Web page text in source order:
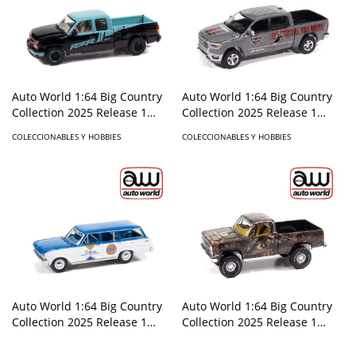
Auto World 1:64 Big Country
Collection 2025 Release 1
Extended cab Stepside Polaris
COLECCIONABLES Y HOBBIES
Auto World 1:64 Big Country
Collection 2025 Release 1
Edition " Professional Bull
COLECCIONABLES Y HOBBIES
Auto World 1:64 Big Country
Collection 2025 Release 1
Auto World 1:64 Big Country
Collection 2025 Release 1